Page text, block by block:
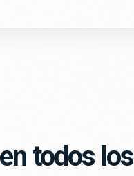
todos los